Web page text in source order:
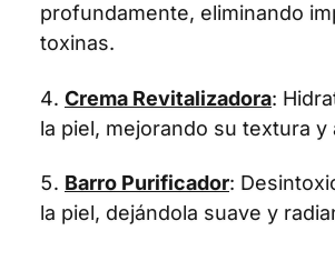
profundamente, eliminando
toxinas.
Crema Revitalizadora:
la piel, mejorando su textura y
Barro Purificador:
la piel, dejándola suave y